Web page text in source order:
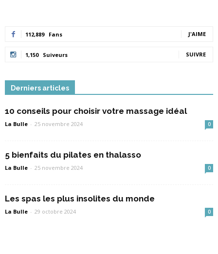
112,889 Fans J'AIME
1,150 Suiveurs SUIVRE
Derniers articles
10 conseils pour choisir votre massage idéal
La Bulle - 25 novembre 2024 0
5 bienfaits du pilates en thalasso
La Bulle - 25 novembre 2024 0
Les spas les plus insolites du monde
La Bulle - 29 octobre 2024 0